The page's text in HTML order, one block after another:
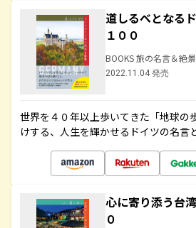
道しるべとなる
１００
BOOKS 旅の名言＆絶景
2022.11.04 発売
世界を４０年以上歩いてきた「地球の
けする、人生を輝かせるドイツの名言
心に寄り添う台
０